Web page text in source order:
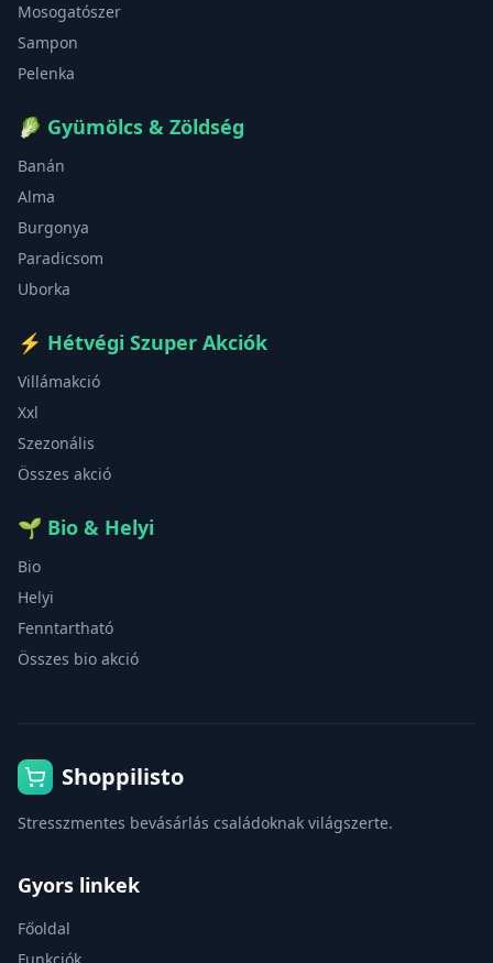
Mosogatószer
Sampon
Pelenka
🥬 Gyümölcs & Zöldség
Banán
Alma
Burgonya
Paradicsom
Uborka
⚡ Hétvégi Szuper Akciók
Villámakció
Xxl
Szezonális
Összes akció
🌱 Bio & Helyi
Bio
Helyi
Fenntartható
Összes bio akció
Shoppilisto
Stresszmentes bevásárlás családoknak világszerte.
Gyors linkek
Főoldal